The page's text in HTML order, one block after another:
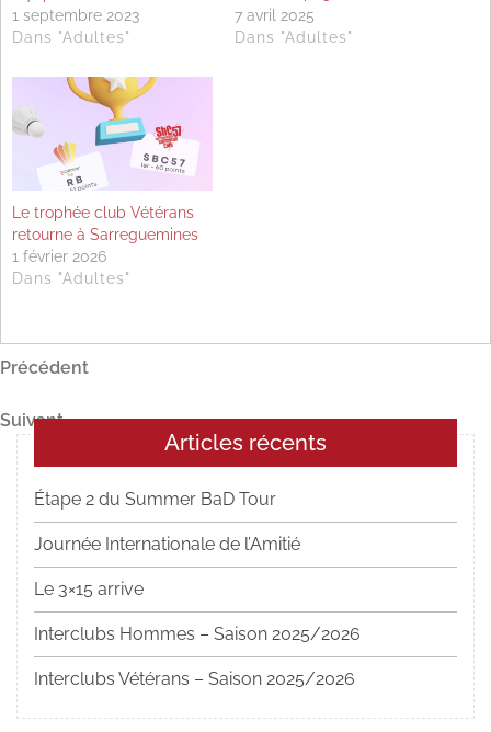
1 septembre 2023
Dans "Adultes"
7 avril 2025
Dans "Adultes"
Le trophée club Vétérans
retourne à Sarreguemines
1 février 2026
Dans "Adultes"
Navigation
l’article
Article
Précédent
Article
suivant
Suivant
Articles récents
Étape 2 du Summer BaD Tour
Journée Internationale de l’Amitié
Le 3×15 arrive
Interclubs Hommes – Saison 2025/2026
Interclubs Vétérans – Saison 2025/2026